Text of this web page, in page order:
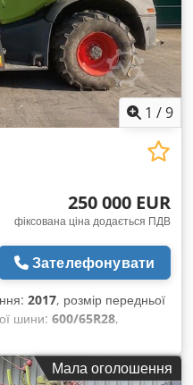
1 /9
250 000 EUR
фіксована ціна додається ПДВ
Зателефонувати
2017, розмір передньої
шини: 600/65R28,
Мала оголошення